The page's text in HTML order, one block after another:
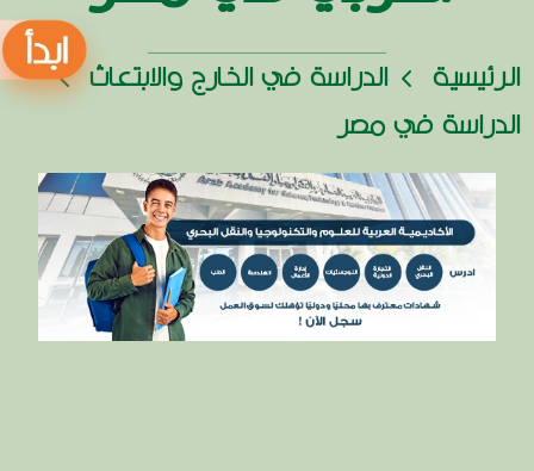
الرئيسية
الدراسة في الخارج والابتعاث
الدراسة في مصر